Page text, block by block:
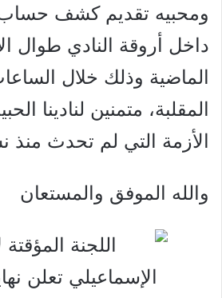
ومحبيه تقديم كشف
داخل أروقة النادي طوال
الماضية وذلك خلال
المقلبة، متمنين لنادينا
الأزمة التي لم تحدث منذ
والله الموفق والمستعان